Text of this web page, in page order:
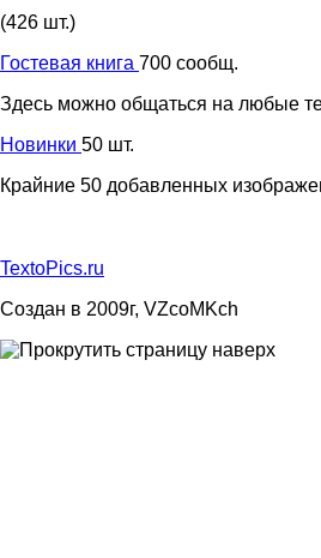
(426 шт.)
Гостевая книга 700 сообщ.
Здесь можно общаться на любые
Новинки 50 шт.
Крайние 50 добавленных
TextoPics.ru
Создан в 2009г, VZcoMKch